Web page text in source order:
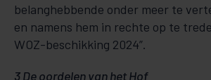
belanghebbende onder meer te
en namens hem in rechte op te
WOZ-beschikking 2024”.
3 De oordelen van het Hof